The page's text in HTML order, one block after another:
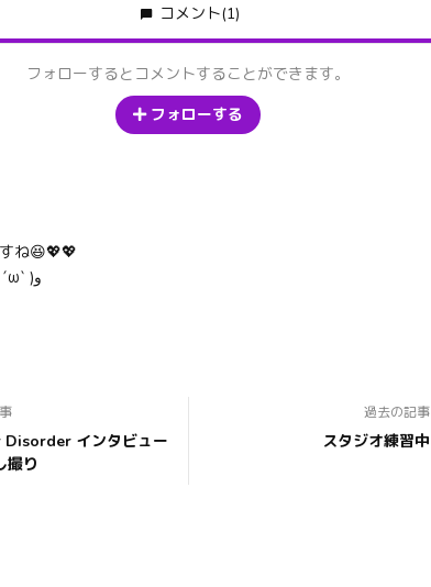
コメント(1)
フォローするとコメントすることができます。
フォローする
ね😆💖💖
これも買いたい٩( ´ω` )و
インタビュー
撮り
過去の記事
スタジオ練習中